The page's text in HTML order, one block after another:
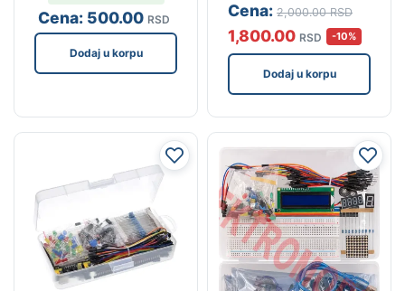
Cena: 500.00 RSD
Dodaj u korpu
Cena: 2,000.00 RSD
1,800.00 RSD -10%
Dodaj u korpu